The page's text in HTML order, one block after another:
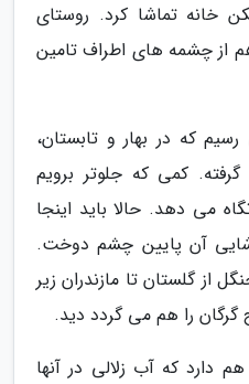
خانه تماشا کرد. روستای
از چشمه های اطراف تامین
که در بهار و تابستان،
کمی که جلوتر برویم
می دهد. حالا باید اینجا
آن پایین چشم دوخت.
از گلستان تا مازندران زیر
را هم می گردد دید.
دارد که آب زلالی در آنها